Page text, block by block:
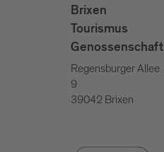
Brixen
Tourismus
Genossenschaft
Regensburger Allee
9
39042 Brixen